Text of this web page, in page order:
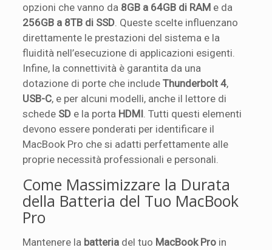
opzioni che vanno da 8GB a 64GB di RAM e da
256GB a 8TB di SSD . Queste scelte influenzano
direttamente le prestazioni del sistema e la
fluidità nell’esecuzione di applicazioni esigenti.
Infine, la connettività è garantita da una
dotazione di porte che includeThunderbolt 4,
USB-C, e per alcuni modelli, anche il lettore di
schede SD e la porta HDMI . Tutti questi elementi
devono essere ponderati per identificare il
MacBook Pro che si adatti perfettamente alle
proprie necessità professionali e personali.
Come Massimizzare la Durata
della Batteria del Tuo MacBook
Pro
Mantenere la batteria del tuo MacBook Pro in